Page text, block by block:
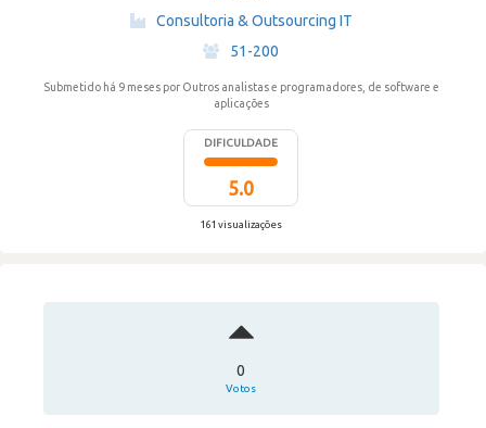
·
Consultoria & Outsourcing IT
·
51-200
Submetido há 9 meses por Outros analistas e programadores, de software e
aplicações
DIFICULDADE
5.0
161 visualizações
0
Votos